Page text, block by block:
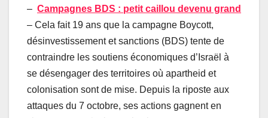
– Campagnes BDS : petit caillou devenu grand
– Cela fait 19 ans que la campagne Boycott,
désinvestissement et sanctions (BDS) tente de
contraindre les soutiens économiques d’Israël à
se désengager des territoires où apartheid et
colonisation sont de mise. Depuis la riposte aux
attaques du 7 octobre, ses actions gagnent en